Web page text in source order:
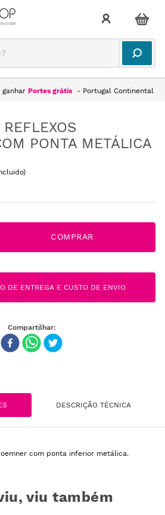
ganhar Portes grátis - Portugal Continental
PONTA METÁLICA
COMPRAR
DE ENTREGA E CUSTO DE ENVIO
DESCRIÇÃO TÉCNICA
com ponta inferior metálica.
viu também